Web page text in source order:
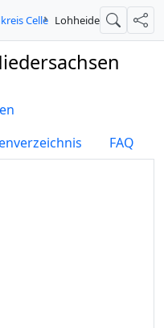
Celle Lohheide Suche
FAQ